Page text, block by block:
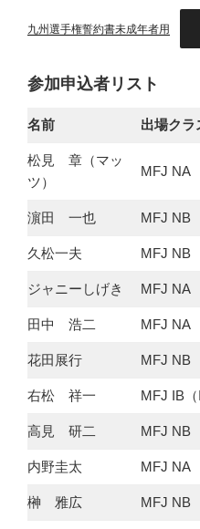
九州選手権誓約書未成年者用
参加申込者リスト
名前 出場クラ
松見 章（マッ
ツ）
MFJ NA
濵田 一也 MFJ NB
久松一夫 MFJ NB
ジャニーしげき MFJ NA
田中 浩二 MFJ NA
花田展行 MFJ NB
右松 祥一 MFJ IB（
高見 研二 MFJ NB
内野圭太 MFJ NA
榊 雅広 MFJ NB